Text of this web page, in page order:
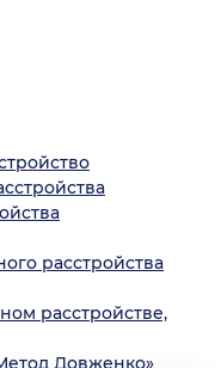
расстройства
расстройстве,
Довженко»